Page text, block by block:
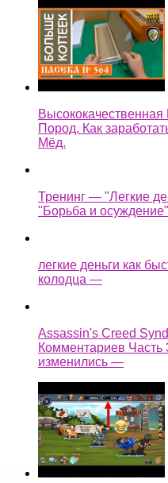
Пород. Как
Мёд.
Тренинг — "Легкие
"Борьба и
легкие деньги как
колодца —
Assassin's Creed
Комментариев
изменились —